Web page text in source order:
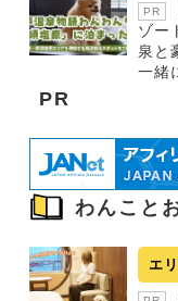
PR
ゾー
泉と
一緒
PR
わんこと
エ